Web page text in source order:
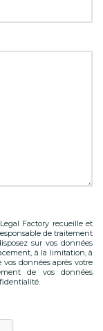
Factory recueille et
de traitement
sur vos données
à la limitation, à
données après votre
de vos données